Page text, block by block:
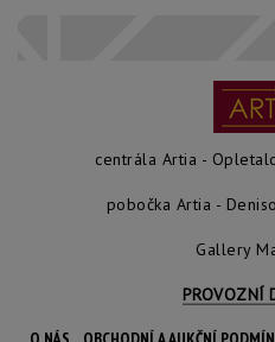
centrála Artia -
pobočka Artia -
Gallery
PROVOZNÍ